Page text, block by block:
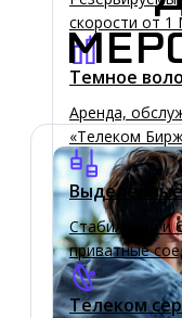
скорости от
Темное
Аренда,
«Телеком
Стабильная и
приватные
Телеком